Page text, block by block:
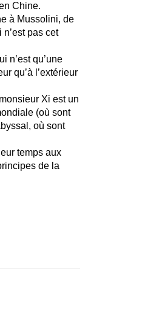
Chine.
à Mussolini, de
pas cet
n’est qu’une
qu’à l’extérieur
Xi est un
(où sont
où sont
temps aux
de la